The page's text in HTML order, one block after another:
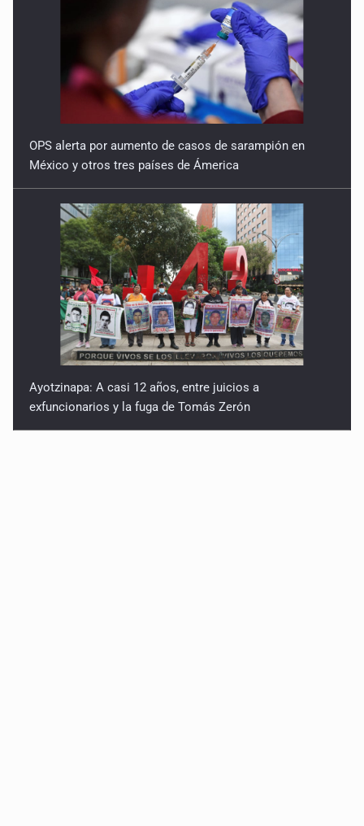
OPS alerta por aumento de casos de sarampión en
México y otros tres países de Ámerica
Ayotzinapa: A casi 12 años, entre juicios a
exfuncionarios y la fuga de Tomás Zerón